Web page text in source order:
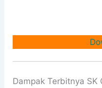
Dampak Terbitnya SK